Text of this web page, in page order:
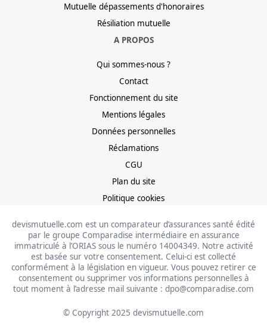
Mutuelle dépassements d'honoraires
Résiliation mutuelle
A PROPOS
Qui sommes-nous ?
Contact
Fonctionnement du site
Mentions légales
Données personnelles
Réclamations
CGU
Plan du site
Politique cookies
devismutuelle.com est un comparateur d’assurances santé édité
par le groupe Comparadise intermédiaire en assurance
immatriculé à l’ORIAS sous le numéro 14004349. Notre activité
est basée sur votre consentement. Celui-ci est collecté
conformément à la législation en vigueur. Vous pouvez retirer ce
consentement ou supprimer vos informations personnelles à
tout moment à l’adresse mail suivante : dpo@comparadise.com
© Copyright 2025 devismutuelle.com